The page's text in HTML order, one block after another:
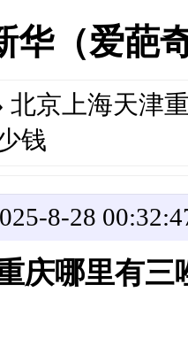
华（爱葩
北京上海天津
钱
8-28
庆哪里有三